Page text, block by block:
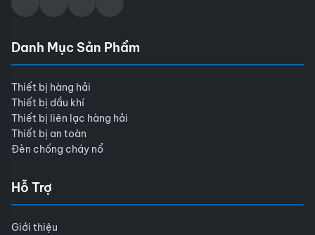
Danh Mục Sản Phẩm
Thiết bị hàng hải
Thiết bị dầu khí
Thiết bị liên lạc hàng hải
Thiết bị an toàn
Đèn chống cháy nổ
Hỗ Trợ
Giới thiệu